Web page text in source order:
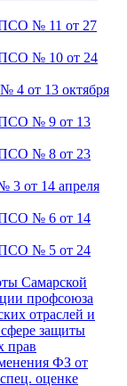
№ 11 от 27
№ 10 от 24
4 от 13 октября
№ 9 от 13
№ 8 от 23
3 от 14 апреля
№ 6 от 14
№ 5 от 24
Самарской
профсоюза
отраслей и
защиты
прав
ФЗ от
оценке